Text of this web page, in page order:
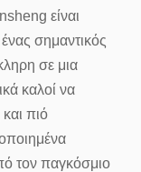
είναι
σημαντικός
σε μια
καλοί να
πιό
τον παγκόσμιο